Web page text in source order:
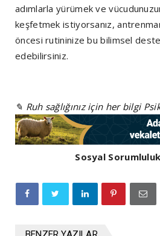
adımlarla yürümek ve
keşfetmek istiyorsanız,
öncesi rutininize bu bilimsel
edebilirsiniz.
✎ Ruh sağlığınız için her bilgi
Sosyal